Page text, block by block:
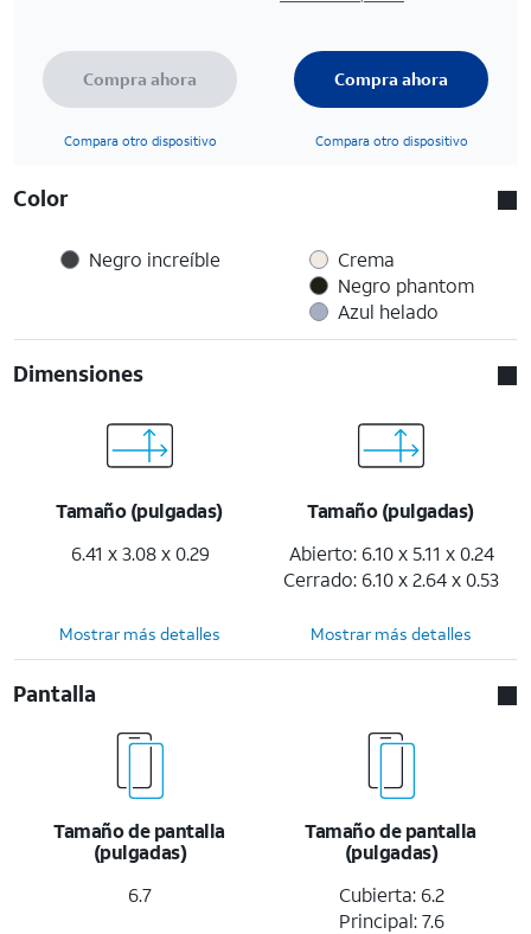
Compra ahora
Compara otro dispositivo
Compra ahora
Compara otro dispositivo
Color
Negro increíble
Crema
Negro phantom
Azul helado
Dimensiones
Tamaño (pulgadas)
6.41 x 3.08 x 0.29
Tamaño (pulgadas)
Abierto: 6.10 x 5.11 x 0.24
Cerrado: 6.10 x 2.64 x 0.53
Mostrar más detalles Mostrar más detalles
Pantalla
Tamaño de pantalla
(pulgadas)
6.7
Tamaño de pantalla
(pulgadas)
Cubierta: 6.2
Principal: 7.6